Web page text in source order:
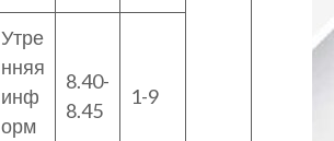
Утре
нняя
инф
орм
8.40-
8.45
1-9